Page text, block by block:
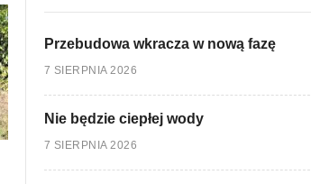
Przebudowa wkracza w nową fazę
7 SIERPNIA 2026
Nie będzie ciepłej wody
7 SIERPNIA 2026